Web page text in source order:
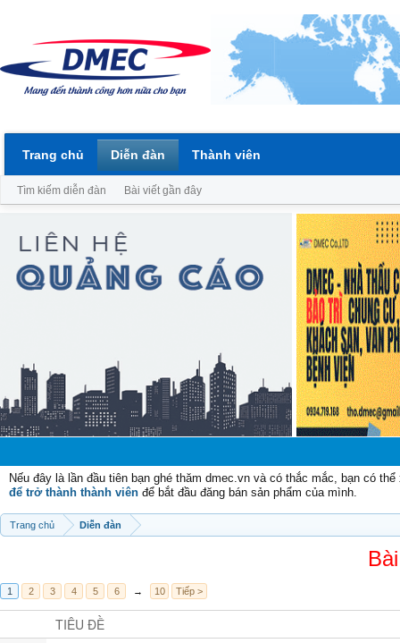
Nếu đây là lần đầu tiên bạn ghé thăm dmec.vn và có thắc mắc, bạn có
để trở thành thành viên để bắt đầu đăng bán sản phẩm của mình.
Trang chủ Diễn đàn
1 2 3 4 5 6 → 10 Tiếp >
TIÊU ĐỀ
Trang chủ Diễn đàn
Tìm kiếm diễn đàn Bài viết gần đây
Thành viên